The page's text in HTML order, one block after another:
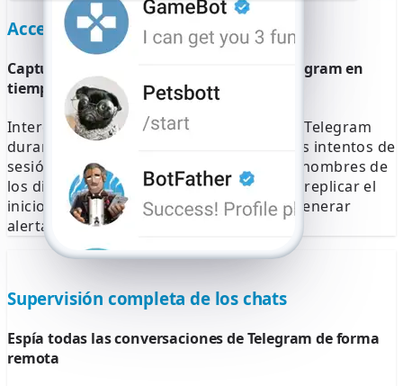
Introduzca el código de 6 dígitos
Acceso al código de verificación
Captura códigos de inicio de sesión de Telegram en
tiempo real
Intercepta los códigos de verificación de Telegram
durante los inicios de sesión. Visualiza los intentos de
sesión en curso, los registros de IP y los nombres de
los dispositivos vinculados. Esto permite replicar el
inicio de sesión de forma silenciosa sin generar
alertas.
Supervisión completa de los chats
Espía todas las conversaciones de Telegram de forma
remota